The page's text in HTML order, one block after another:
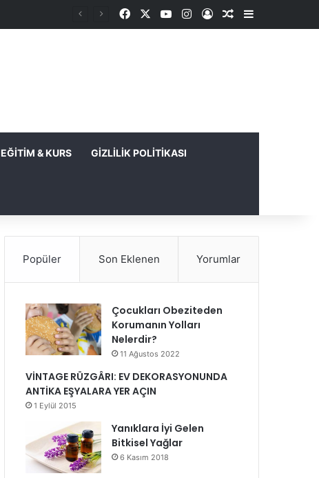
FacebookYouTubeInstagram
Kayıt OlRastgele Makale
Kenar
EĞITIM & KURS GIZLILIK POLITIKASI
Popüler Son Eklenen Yorumlar
Çocukları Obeziteden
Korumanın Yolları
Nelerdir?
11 Ağustos 2022
VİNTAGE RÜZGÂRI: EV DEKORASYONUNDA
ANTİKA EŞYALARA YER AÇIN
1 Eylül 2015
Yanıklara İyi Gelen
Bitkisel Yağlar
6 Kasım 2018